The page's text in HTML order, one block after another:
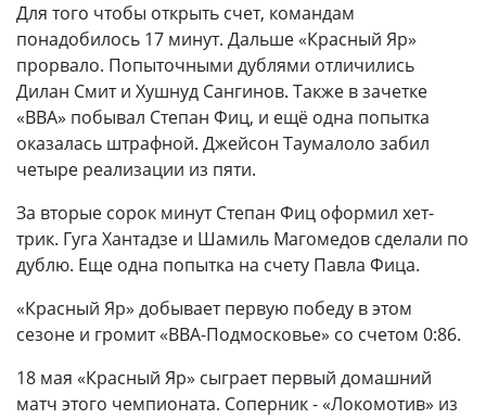
Для того чтобы открыть счет, командам
понадобилось 17 минут. Дальше «Красный Яр»
прорвало. Попыточными дублями отличились
Дилан Смит и Хушнуд Сангинов. Также в зачетке
«ВВА» побывал Степан Фиц, и ещё одна попытка
оказалась штрафной. Джейсон Таумалоло забил
четыре реализации из пяти.
За вторые сорок минут Степан Фиц оформил хет-
трик. Гуга Хантадзе и Шамиль Магомедов сделали по
дублю. Еще одна попытка на счету Павла Фица.
«Красный Яр» добывает первую победу в этом
сезоне и громит «ВВА-Подмосковье» со счетом 0:86.
18 мая «Красный Яр» сыграет первый домашний
матч этого чемпионата. Соперник - «Локомотив» из